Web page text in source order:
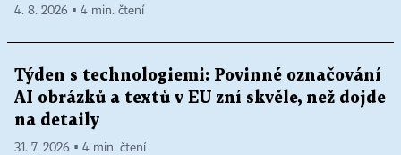
4. 8. 2026 ▪ 4 min. čtení
Týden s technologiemi: Povinné označování
AI obrázků a textů v EU zní skvěle, než dojde
na detaily
31. 7. 2026 ▪ 4 min. čtení